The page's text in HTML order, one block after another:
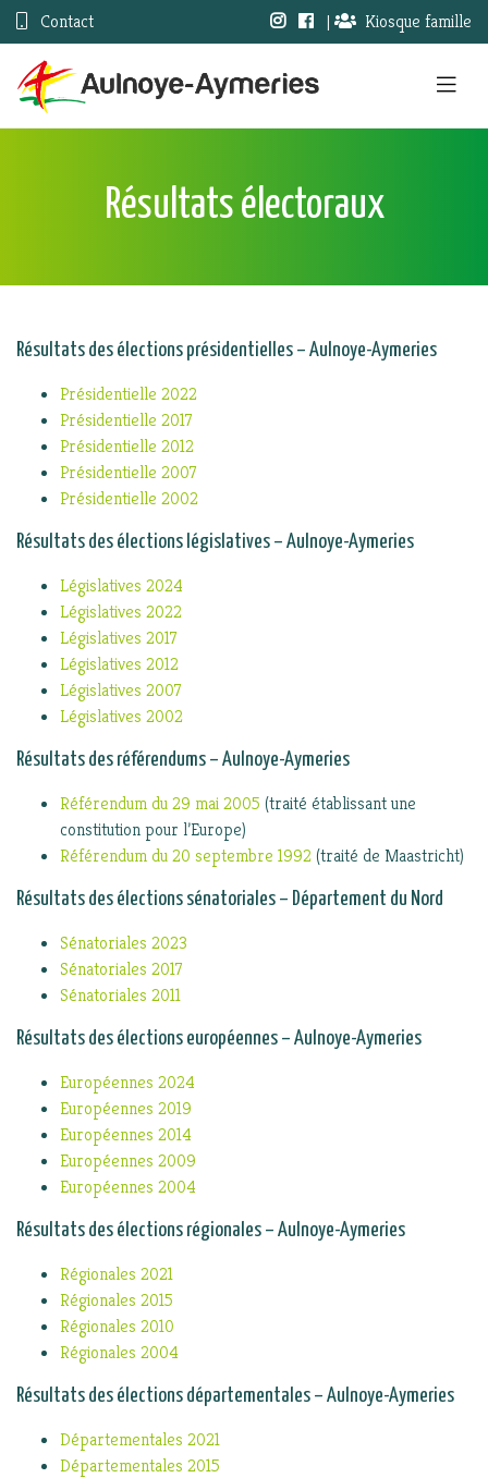
Contact | Kiosque famille
Résultats électoraux
Résultats des élections présidentielles – Aulnoye-Aymeries
Présidentielle 2022
Présidentielle 2017
Présidentielle 2012
Présidentielle 2007
Présidentielle 2002
Résultats des élections législatives – Aulnoye-Aymeries
Législatives 2024
Législatives 2022
Législatives 2017
Législatives 2012
Législatives 2007
Législatives 2002
Résultats des référendums – Aulnoye-Aymeries
Référendum du 29 mai 2005 (traité établissant une
constitution pour l’Europe)
Référendum du 20 septembre 1992(traité de Maastricht)
Résultats des élections sénatoriales – Département du Nord
Sénatoriales 2023
Sénatoriales 2017
Sénatoriales 2011
Résultats des élections européennes – Aulnoye-Aymeries
Européennes 2024
Européennes 2019
Européennes 2014
Européennes 2009
Européennes 2004
Résultats des élections régionales – Aulnoye-Aymeries
Régionales 2021
Régionales 2015
Régionales 2010
Régionales 2004
Résultats des élections départementales – Aulnoye-Aymeries
Départementales 2021
Départementales 2015